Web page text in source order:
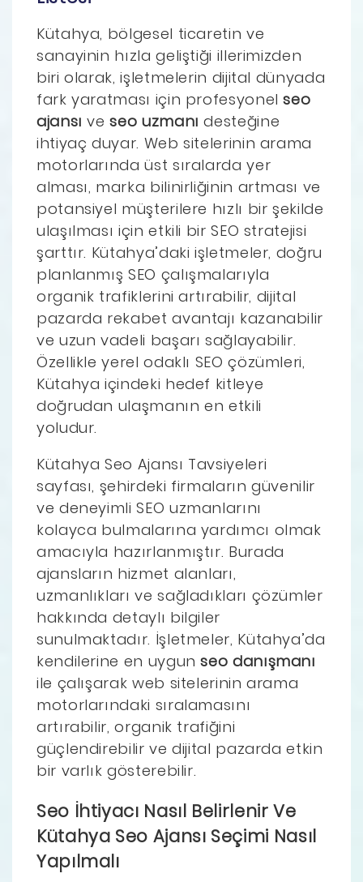
Kütahya, bölgesel ticaretin ve
sanayinin hızla geliştiği illerimizden
biri olarak, işletmelerin dijital dünyada
fark yaratması için profesyonelseo
ajansı veseo uzmanı desteğine
ihtiyaç duyar. Web sitelerinin arama
motorlarında üst sıralarda yer
alması, marka bilinirliğinin artması ve
potansiyel müşterilere hızlı bir şekilde
ulaşılması için etkili bir SEO stratejisi
şarttır. Kütahya’daki işletmeler, doğru
planlanmış SEO çalışmalarıyla
organik trafiklerini artırabilir, dijital
pazarda rekabet avantajı kazanabilir
ve uzun vadeli başarı sağlayabilir.
Özellikle yerel odaklı SEO çözümleri,
Kütahya içindeki hedef kitleye
doğrudan ulaşmanın en etkili
yoludur.
Kütahya Seo Ajansı Tavsiyeleri
sayfası, şehirdeki firmaların güvenilir
ve deneyimli SEO uzmanlarını
kolayca bulmalarına yardımcı olmak
amacıyla hazırlanmıştır. Burada
ajansların hizmet alanları,
uzmanlıkları ve sağladıkları çözümler
hakkında detaylı bilgiler
sunulmaktadır. İşletmeler, Kütahya’da
kendilerine en uygunseo danışmanı
ile çalışarak web sitelerinin arama
motorlarındaki sıralamasını
artırabilir, organik trafiğini
güçlendirebilir ve dijital pazarda etkin
bir varlık gösterebilir.
Seo İhtiyacı Nasıl Belirlenir Ve
Kütahya Seo Ajansı Seçimi Nasıl
Yapılmalı